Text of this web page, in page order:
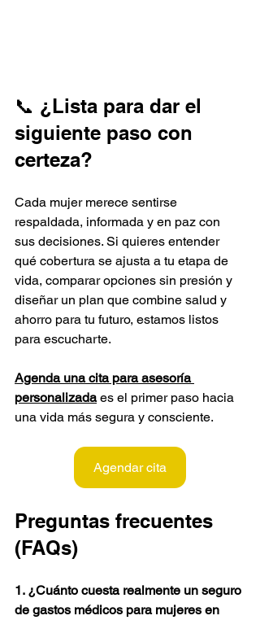
📞 ¿Lista para dar el
siguiente paso con
certeza?
Cada mujer merece sentirse
respaldada, informada y en paz con
sus decisiones. Si quieres entender
qué cobertura se ajusta a tu etapa de
vida, comparar opciones sin presión y
diseñar un plan que combine salud y
ahorro para tu futuro, estamos listos
para escucharte.
Agenda una cita para asesoría
personalizada es el primer paso hacia
una vida más segura y consciente.
Agendar cita
Preguntas frecuentes
(FAQs)
1. ¿Cuánto cuesta realmente un seguro
de gastos médicos para mujeres en